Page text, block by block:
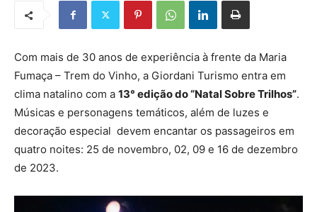
Com mais de 30 anos de experiência à frente da Maria
Fumaça – Trem do Vinho, a Giordani Turismo entra em
clima natalino com a 13° edição do “Natal Sobre Trilhos”.
Músicas e personagens temáticos, além de luzes e
decoração especial devem encantar os passageiros em
quatro noites: 25 de novembro, 02, 09 e 16 de dezembro
de 2023.